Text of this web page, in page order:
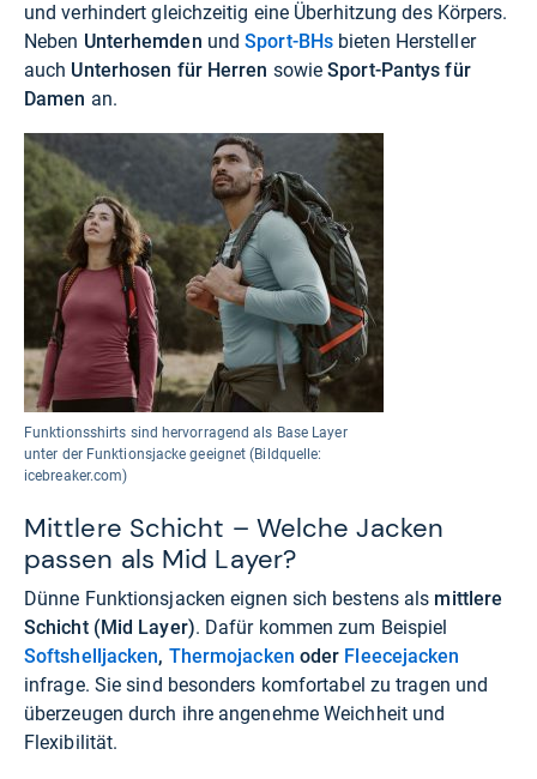
und verhindert gleichzeitig eine Überhitzung des Körpers.
Neben Unterhemden undSport-BHs bieten Hersteller
auch Unterhosen für Herren sowieSport-Pantys für
Damen an.
Funktionsshirts sind hervorragend als Base Layer
unter der Funktionsjacke geeignet (Bildquelle:
icebreaker.com)
Mittlere Schicht – Welche Jacken
passen als Mid Layer?
Dünne Funktionsjacken eignen sich bestens als mittlere
Schicht (Mid Layer). Dafür kommen zum Beispiel
Softshelljacken, Thermojacken oder Fleecejacken
infrage. Sie sind besonders komfortabel zu tragen und
überzeugen durch ihre angenehme Weichheit und
Flexibilität.